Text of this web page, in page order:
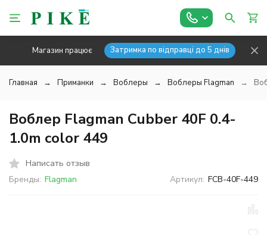
Магазин працює Затримка по відправці до 5 днів
Главная Приманки Воблеры Воблеры Flagman
Воблер Flagman Cubber 40F 0.4-
1.0m color 449
Написать отзыв
Бренды: Flagman Артикул: FCB-40F-449